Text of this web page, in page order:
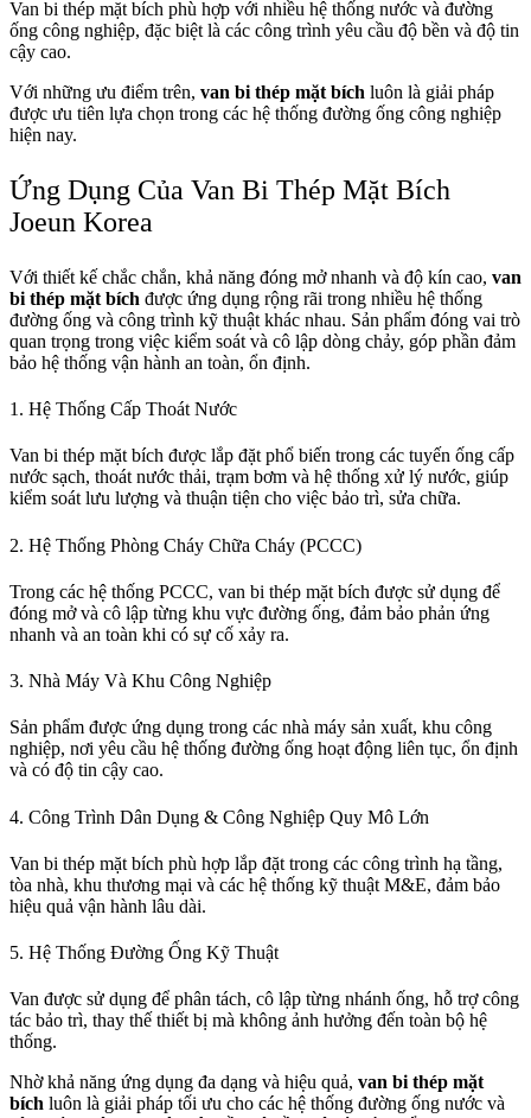
Van bi thép mặt bích phù hợp với nhiều hệ thống nước và đường
ống công nghiệp, đặc biệt là các công trình yêu cầu độ bền và độ tin
cậy cao.
Với những ưu điểm trên, van bi thép mặt bích luôn là giải pháp
được ưu tiên lựa chọn trong các hệ thống đường ống công nghiệp
hiện nay.
Ứng Dụng Của Van Bi Thép Mặt Bích
Joeun Korea
Với thiết kế chắc chắn, khả năng đóng mở nhanh và độ kín cao, van
bi thép mặt bích được ứng dụng rộng rãi trong nhiều hệ thống
đường ống và công trình kỹ thuật khác nhau. Sản phẩm đóng vai trò
quan trọng trong việc kiểm soát và cô lập dòng chảy, góp phần đảm
bảo hệ thống vận hành an toàn, ổn định.
1. Hệ Thống Cấp Thoát Nước
Van bi thép mặt bích được lắp đặt phổ biến trong các tuyến ống cấp
nước sạch, thoát nước thải, trạm bơm và hệ thống xử lý nước, giúp
kiểm soát lưu lượng và thuận tiện cho việc bảo trì, sửa chữa.
2. Hệ Thống Phòng Cháy Chữa Cháy (PCCC)
Trong các hệ thống PCCC, van bi thép mặt bích được sử dụng để
đóng mở và cô lập từng khu vực đường ống, đảm bảo phản ứng
nhanh và an toàn khi có sự cố xảy ra.
3. Nhà Máy Và Khu Công Nghiệp
Sản phẩm được ứng dụng trong các nhà máy sản xuất, khu công
nghiệp, nơi yêu cầu hệ thống đường ống hoạt động liên tục, ổn định
và có độ tin cậy cao.
4. Công Trình Dân Dụng & Công Nghiệp Quy Mô Lớn
Van bi thép mặt bích phù hợp lắp đặt trong các công trình hạ tầng,
tòa nhà, khu thương mại và các hệ thống kỹ thuật M&E, đảm bảo
hiệu quả vận hành lâu dài.
5. Hệ Thống Đường Ống Kỹ Thuật
Van được sử dụng để phân tách, cô lập từng nhánh ống, hỗ trợ công
tác bảo trì, thay thế thiết bị mà không ảnh hưởng đến toàn bộ hệ
thống.
Nhờ khả năng ứng dụng đa dạng và hiệu quả, van bi thép mặt
bích luôn là giải pháp tối ưu cho các hệ thống đường ống nước và